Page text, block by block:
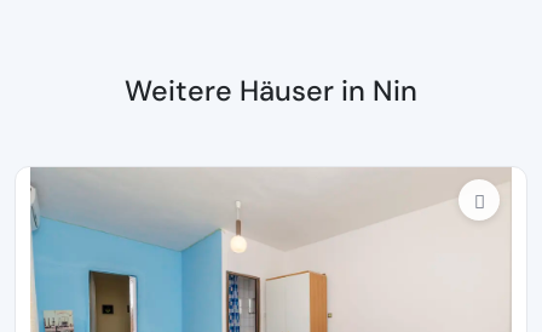
Weitere Häuser in Nin